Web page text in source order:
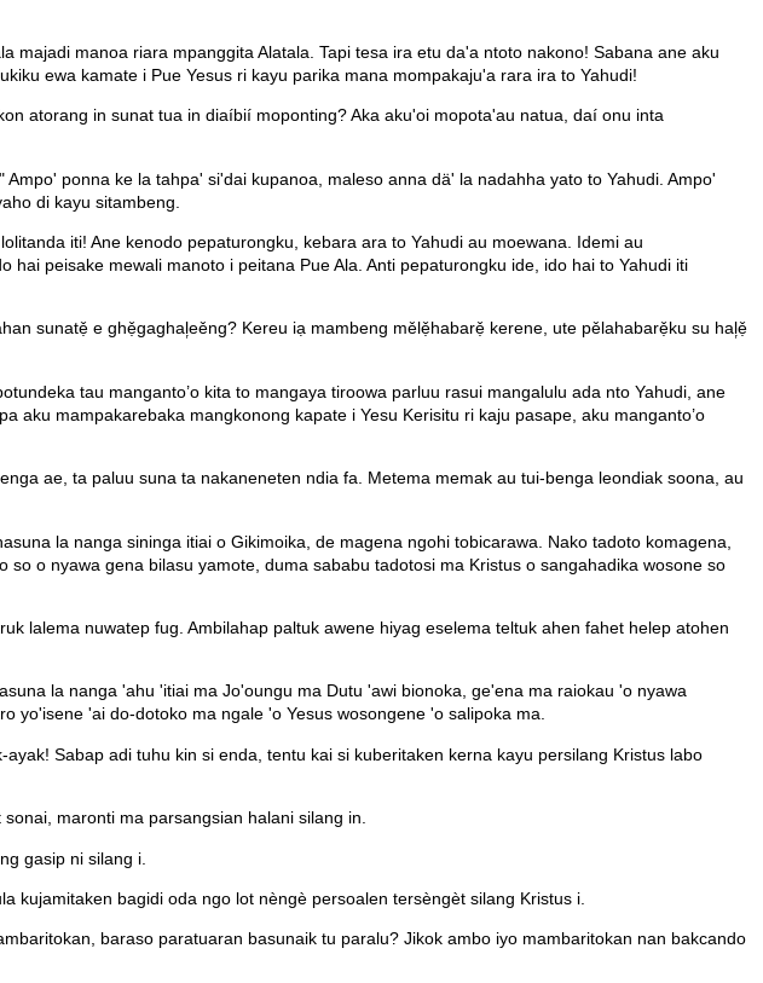
manoa riara mpanggita Alatala. Tapi tesa ira etu da'a ntoto nakono! Sabana ane aku
ewa kamate i Pue Yesus ri kayu parika mana mompakaju'a rara ira to Yahudi!
atorang in sunat tua in diaíbií moponting? Aka aku'oi mopota'au natua, daí onu inta
ponna ke la tahpa' si'dai kupanoa, maleso anna dä' la nadahha yato to Yahudi. Ampo'
di kayu sitambeng.
iti! Ane kenodo pepaturongku, kebara ara to Yahudi au moewana. Idemi au
peisake mewali manoto i peitana Pue Ala. Anti pepaturongku ide, ido hai to Yahudi iti
sunatẹ̌ e ghẹ̌gaghal᷊eěng? Kereu iạ mambeng mělẹ̌habarẹ̌ kerene, ute pělahabarẹ̌ku su hal᷊ẹ̌
tau manganto’o kita to mangaya tiroowa parluu rasui mangalulu ada nto Yahudi, ane
aku mampakarebaka mangkonong kapate i Yesu Kerisitu ri kaju pasape, aku manganto’o
ae, ta paluu suna ta nakaneneten ndia fa. Metema memak au tui-benga leondiak soona, au
la nanga sininga itiai o Gikimoika, de magena ngohi tobicarawa. Nako tadoto komagena,
o nyawa gena bilasu yamote, duma sababu tadotosi ma Kristus o sangahadika wosone so
lalema nuwatep fug. Ambilahap paltuk awene hiyag eselema teltuk ahen fahet helep atohen
la nanga 'ahu 'itiai ma Jo'oungu ma Dutu 'awi bionoka, ge'ena ma raiokau 'o nyawa
yo'isene 'ai do-dotoko ma ngale 'o Yesus wosongene 'o salipoka ma.
Sabap adi tuhu kin si enda, tentu kai si kuberitaken kerna kayu persilang Kristus labo
maronti ma parsangsian halani silang in.
gasip ni silang i.
kujamitaken bagidi oda ngo lot nèngè persoalen tersèngèt silang Kristus i.
baraso paratuaran basunaik tu paralu? Jikok ambo iyo mambaritokan nan bakcando